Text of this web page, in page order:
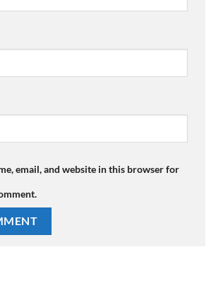
email, and website in this browser for